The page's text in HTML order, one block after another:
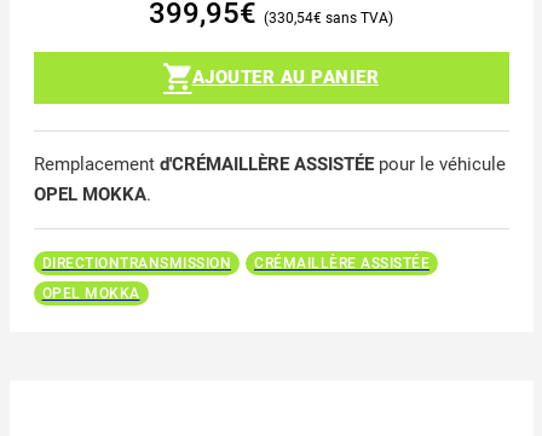
399,95€ 330,54€
AJOUTER AU PANIER
Remplacement d'CRÉMAILLÈRE ASSISTÉEpour le véhicule
OPEL MOKKA.
DIRECTIONTRANSMISSION
CRÉMAILLÈRE ASSISTÉE
OPEL MOKKA